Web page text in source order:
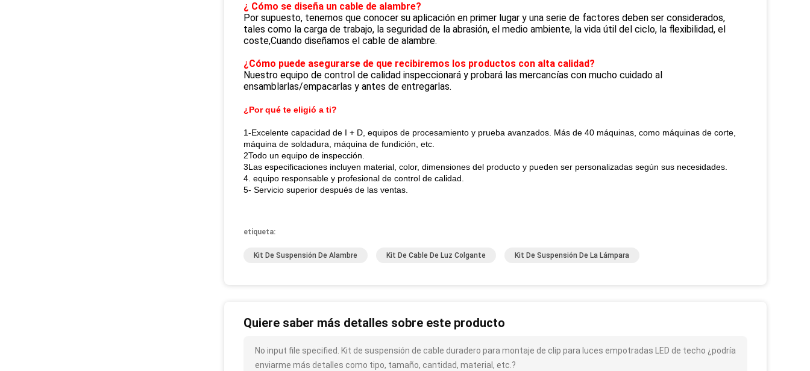
¿ Cómo se diseña un cable de alambre?
Por supuesto, tenemos que conocer su aplicación en primer lugar y una serie de factores deben ser considerados,
tales como la carga de trabajo, la seguridad de la abrasión, el medio ambiente, la vida útil del ciclo, la flexibilidad, el
coste,Cuando diseñamos el cable de alambre.
¿Cómo puede asegurarse de que recibiremos los productos con alta calidad?
Nuestro equipo de control de calidad inspeccionará y probará las mercancías con mucho cuidado al
ensamblarlas/empacarlas y antes de entregarlas.
¿Por qué te eligió a ti?
1-Excelente capacidad de I + D, equipos de procesamiento y prueba avanzados. Más de 40 máquinas, como máquinas de corte,
máquina de soldadura, máquina de fundición, etc.
2Todo un equipo de inspección.
3Las especificaciones incluyen material, color, dimensiones del producto y pueden ser personalizadas según sus necesidades.
4. equipo responsable y profesional de control de calidad.
5- Servicio superior después de las ventas.
etiqueta:
Kit De Suspensión De Alambre Kit De Cable De Luz Colgante Kit De Suspensión De La Lámpara
Quiere saber más detalles sobre este producto
No input file specified. Kit de suspensión de cable duradero para montaje de clip para luces empotradas LED de techo ¿podría
enviarme más detalles como tipo, tamaño, cantidad, material, etc.?